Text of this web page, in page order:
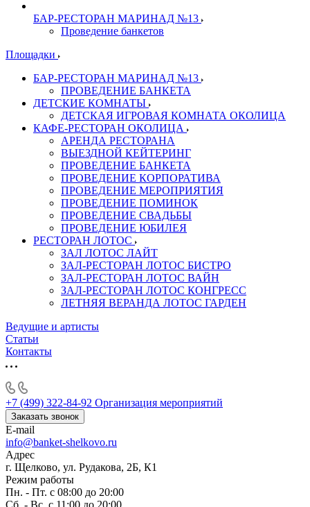
БАР-РЕСТОРАН МАРИНАД №13
Проведение банкетов
Площадки
БАР-РЕСТОРАН МАРИНАД №13
ПРОВЕДЕНИЕ БАНКЕТА
ДЕТСКИЕ КОМНАТЫ
ДЕТСКАЯ ИГРОВАЯ КОМНАТА ОКОЛИЦА
КАФЕ-РЕСТОРАН ОКОЛИЦА
АРЕНДА РЕСТОРАНА
ВЫЕЗДНОЙ КЕЙТЕРИНГ
ПРОВЕДЕНИЕ БАНКЕТА
ПРОВЕДЕНИЕ КОРПОРАТИВА
ПРОВЕДЕНИЕ МЕРОПРИЯТИЯ
ПРОВЕДЕНИЕ ПОМИНОК
ПРОВЕДЕНИЕ СВАДЬБЫ
ПРОВЕДЕНИЕ ЮБИЛЕЯ
РЕСТОРАН ЛОТОС
ЗАЛ ЛОТОС ЛАЙТ
ЗАЛ-РЕСТОРАН ЛОТОС БИСТРО
ЗАЛ-РЕСТОРАН ЛОТОС ВАЙН
ЗАЛ-РЕСТОРАН ЛОТОС КОНГРЕСС
ЛЕТНЯЯ ВЕРАНДА ЛОТОС ГАРДЕН
Ведущие и артисты
Статьи
Контакты
+7 (499) 322-84-92 Организация мероприятий
Заказать звонок
E-mail
info@banket-shelkovo.ru
Адрес
г. Щелково, ул. Рудакова, 2Б, К1
Режим работы
Пн. - Пт. с 08:00 до 20:00
Сб. - Вс. с 11:00 до 20:00